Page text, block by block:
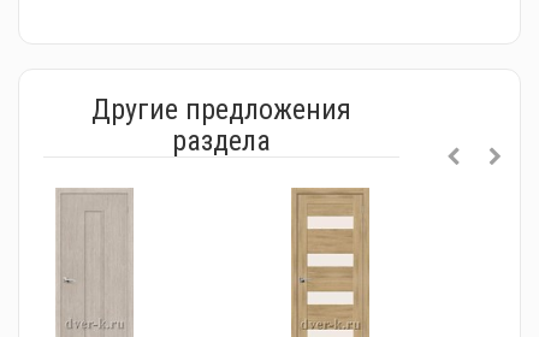
Другие предложения
раздела